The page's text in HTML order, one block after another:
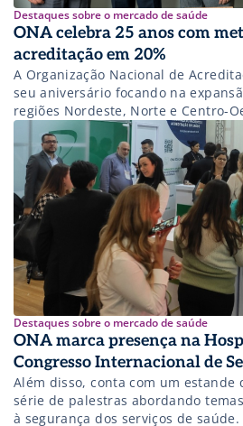
Destaques sobre o mercado de saúde
ONA celebra 25 anos com
acreditação em 20%
A Organização Nacional de
seu aniversário focando na
regiões Nordeste, Norte e Centro-
compromisso com a qualidade na
Destaques sobre o mercado de saúde
ONA marca presença na
Congresso Internacional de
Além disso, conta com um estande
série de palestras abordando
à segurança dos serviços de saúde.